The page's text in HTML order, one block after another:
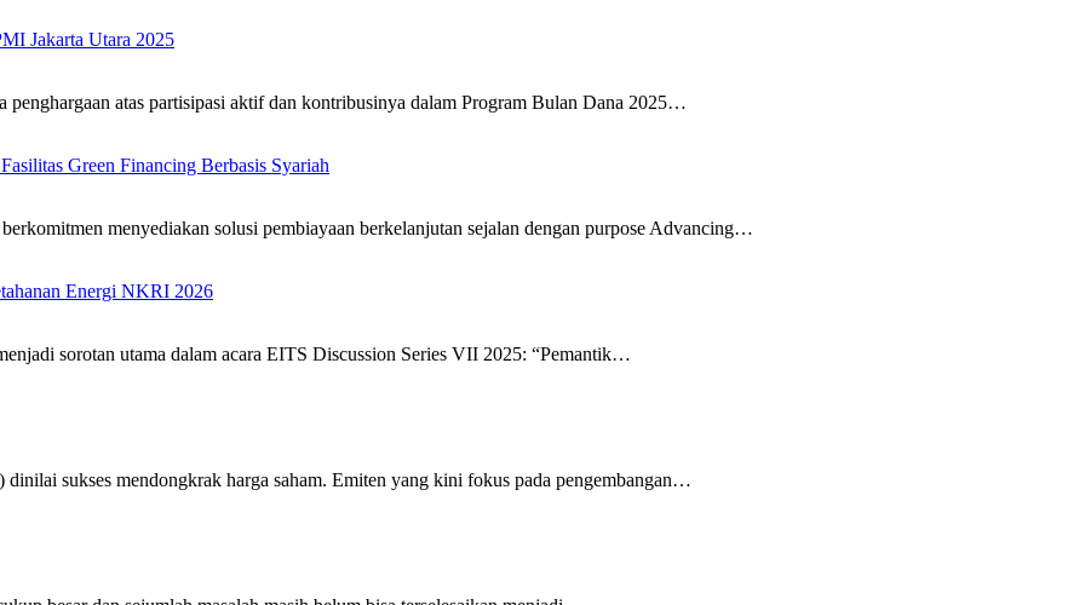
Jakarta Utara 2025
atas partisipasi aktif dan kontribusinya dalam Program Bulan Dana 2025…
Green Financing Berbasis Syariah
menyediakan solusi pembiayaan berkelanjutan sejalan dengan purpose Advancing…
Energi NKRI 2026
sorotan utama dalam acara EITS Discussion Series VII 2025: “Pemantik…
sukses mendongkrak harga saham. Emiten yang kini fokus pada pengembangan…